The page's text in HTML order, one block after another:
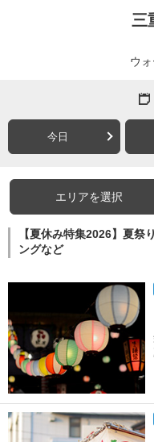
三
ウ
今日
エリアを選択
【夏休み特集2026】夏祭
ングなど